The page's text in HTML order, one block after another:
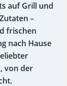
auf Grill und
–
frischen
nach Hause
von der